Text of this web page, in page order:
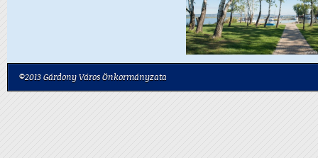
©2013 Gárdony Város Önkormányzata